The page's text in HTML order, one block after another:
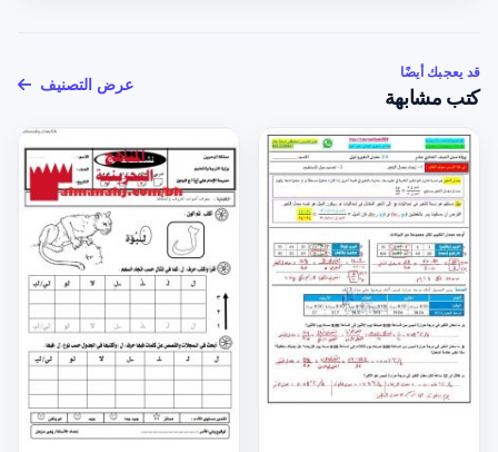
قد يعجبك أيضًا
كتب مشابهة
عرض التصنيف